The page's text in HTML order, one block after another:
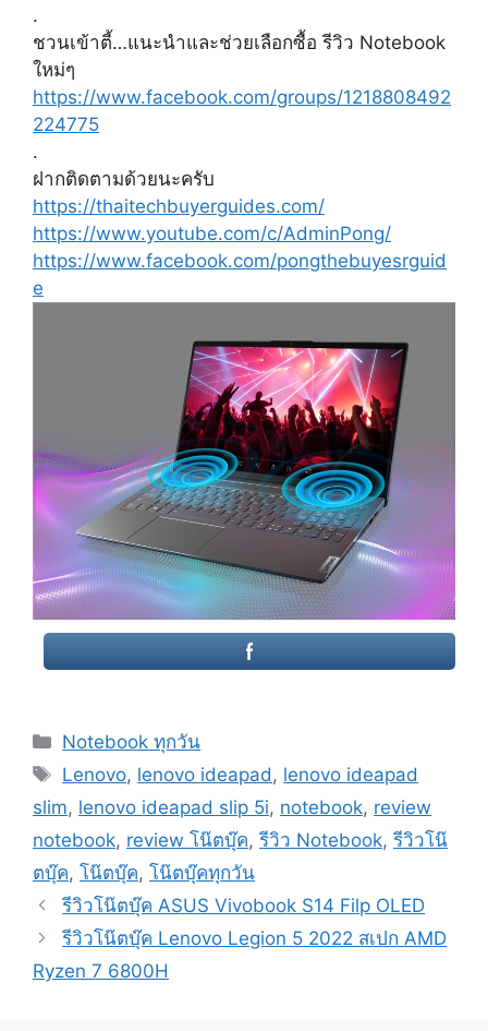
.
ชวนเข้าตี้…แนะนำและช่วยเลือกซื้อ รีวิว Notebook
ใหม่ๆ
https://www.facebook.com/groups/1218808492
224775
.
ฝากติดตามด้วยนะครับ
https://thaitechbuyerguides.com/
https://www.youtube.com/c/AdminPong/
https://www.facebook.com/pongthebuyesrguid
e
Categories
Notebook ทุกวัน
Tags
Lenovo, lenovo ideapad , lenovo ideapad
slim, lenovo ideapad slip 5i, notebook, review
notebook, review โน๊ตบุ๊ค,รีวิว Notebook,รีวิวโน๊
ตบุ๊ค, โน๊ตบุ๊ค, โน๊ตบุ๊คทุกวัน
Post
navigation
รีวิวโน๊ตบุ๊ค ASUS Vivobook S14 Filp OLED
รีวิวโน๊ตบุ๊ค Lenovo Legion 5 2022 สเปก AMD
Ryzen 7 6800H